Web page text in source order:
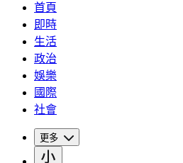
首頁
即時
生活
政治
娛樂
國際
社會
更多